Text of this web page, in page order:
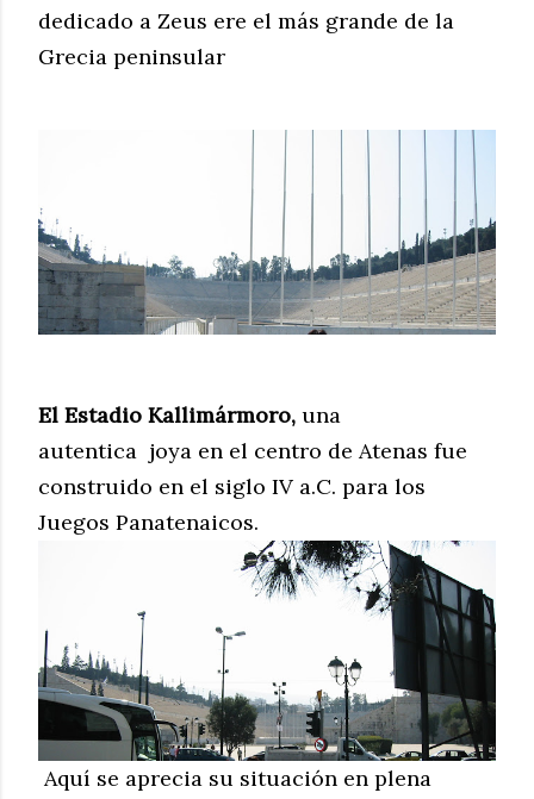
dedicado a Zeus ere el más grande de la
Grecia peninsular
El Estadio Kallimármoro, una
autentica joya en el centro de Atenas fue
construido en el siglo IV a.C. para los
Juegos Panatenaicos.
Aquí se aprecia su situación en plena